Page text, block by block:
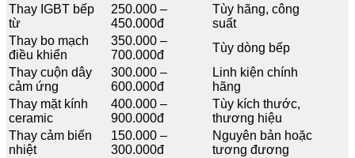
Thay IGBT bếp
từ
250.000 –
450.000đ
Tùy hãng, công
suất
Thay bo mạch
điều khiển
350.000 –
700.000đ
Tùy dòng bếp
Thay cuộn dây
cảm ứng
300.000 –
600.000đ
Linh kiện chính
hãng
Thay mặt kính
ceramic
400.000 –
900.000đ
Tùy kích thước,
thương hiệu
Thay cảm biến
nhiệt
150.000 –
300.000đ
Nguyên bản hoặc
tương đương